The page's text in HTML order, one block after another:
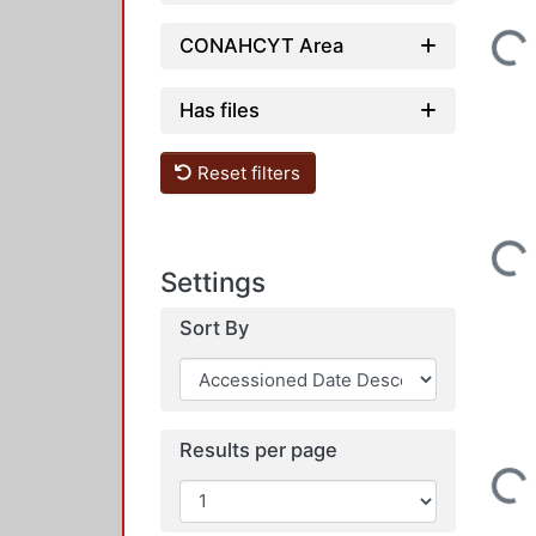
CONAHCYT Area
Has files
Reset filters
Settings
Sort By
Results per page
Loading...
Loading...
Loading...